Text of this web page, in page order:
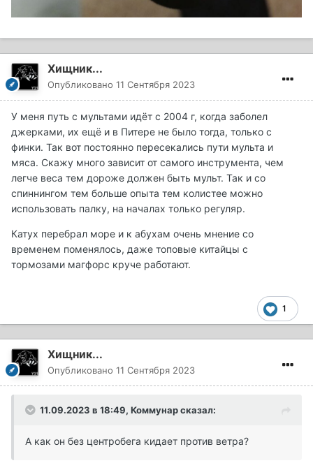
Хищник...
Опубликовано 11 Сентября 2023
У меня путь с мультами идёт с 2004 г, когда заболел
джерками, их ещё и в Питере не было тогда, только с
финки. Так вот постоянно пересекались пути мульта и
мяса. Скажу много зависит от самого инструмента, чем
легче веса тем дороже должен быть мульт. Так и со
спиннингом тем больше опыта тем колистее можно
использовать палку, на началах только регуляр.
Катух перебрал море и к абухам очень мнение со
временем поменялось, даже топовые китайцы с
тормозами магфорс круче работают.
1
Хищник...
Опубликовано 11 Сентября 2023
11.09.2023 в 18:49, Коммунарсказал:
А как он без центробега кидает против ветра?